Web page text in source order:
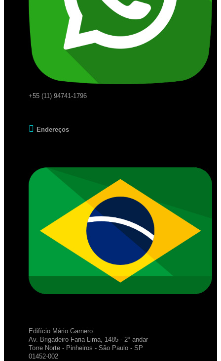
+55 (11) 94741-1796
Endereços
Edifício Mário Garnero
Av. Brigadeiro Faria Lima, 1485 - 2º andar
Torre Norte - Pinheiros - São Paulo - SP
01452-002